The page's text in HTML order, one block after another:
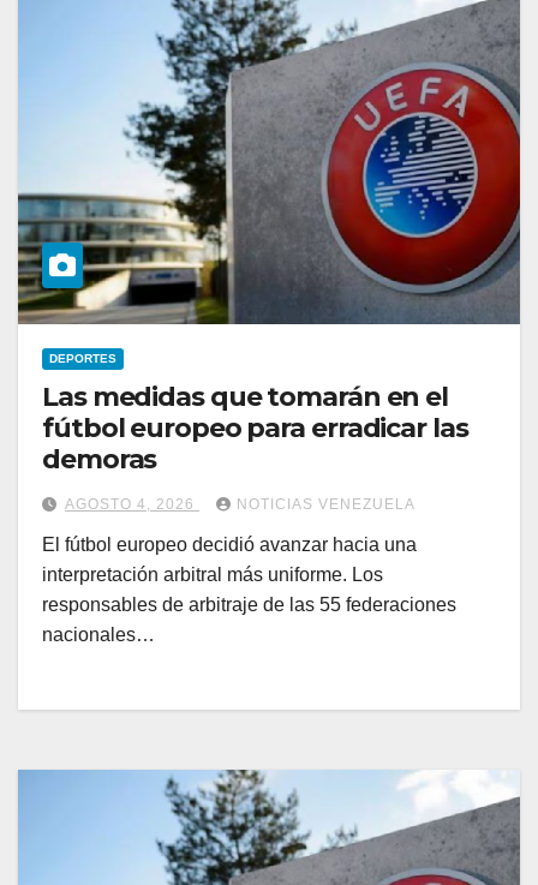
DEPORTES
Las medidas que tomarán en el
fútbol europeo para erradicar las
demoras
AGOSTO 4, 2026 NOTICIAS VENEZUELA
El fútbol europeo decidió avanzar hacia una
interpretación arbitral más uniforme. Los
responsables de arbitraje de las 55 federaciones
nacionales…